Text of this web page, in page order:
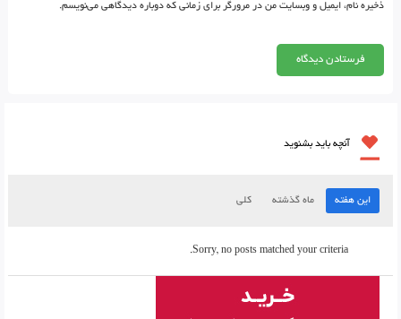
ذخیره نام، ایمیل و وبسایت من در مرورگر برای زمانی که دوباره دیدگاهی می‌نویسم.
آنچه باید بشنوید
این هفته ماه گذشته کلی
Sorry, no posts matched your criteria.